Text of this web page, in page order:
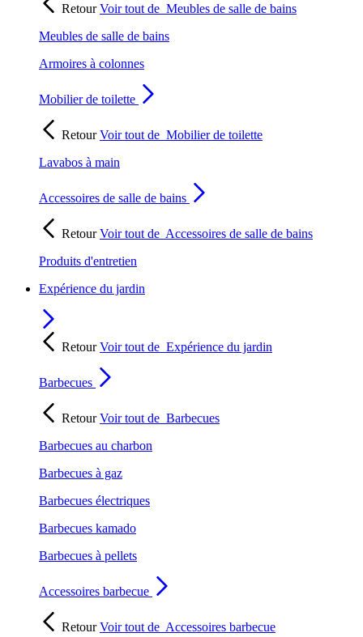
RetourVoir tout de Meubles de salle de bains
Meubles de salle de bains
Armoires à colonnes
Mobilier de toilette
RetourVoir tout de Mobilier de toilette
Lavabos à main
Accessoires de salle de bains
RetourVoir tout de Accessoires de salle de bains
Produits d'entretien
Expérience du jardin
RetourVoir tout de Expérience du jardin
Barbecues
RetourVoir tout de Barbecues
Barbecues au charbon
Barbecues à gaz
Barbecues électriques
Barbecues kamado
Barbecues à pellets
Accessoires barbecue
RetourVoir tout de Accessoires barbecue